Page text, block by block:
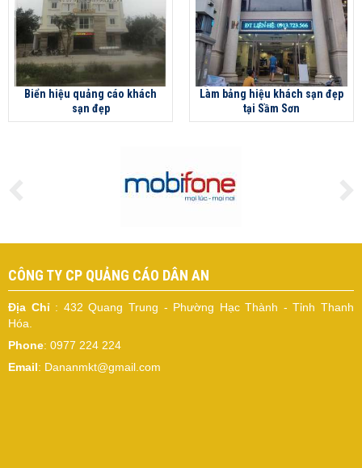
Biển hiệu quảng cáo khách
sạn đẹp
Làm bảng hiệu khách sạn đẹp
tại Sầm Sơn
CÔNG TY CP QUẢNG CÁO DÂN AN
Địa Chỉ : 432 Quang Trung - Phường Hạc Thành - Tỉnh Thanh
Hóa.
Phone: 0977 224 224
Email: Dananmkt@gmail.com